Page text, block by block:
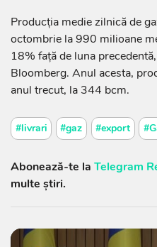
Producţia medie zilnică de
octombrie la 990 milioane
18% faţă de luna
Bloomberg. Anul acesta,
anul trecut, la 344 bcm.
#livrari #gaz #export
Abonează-te la Telegram
multe știri.